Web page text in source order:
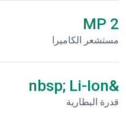
2 MP
مستشعر الكاميرا
&nbsp; Li-Ion
قدرة البطارية